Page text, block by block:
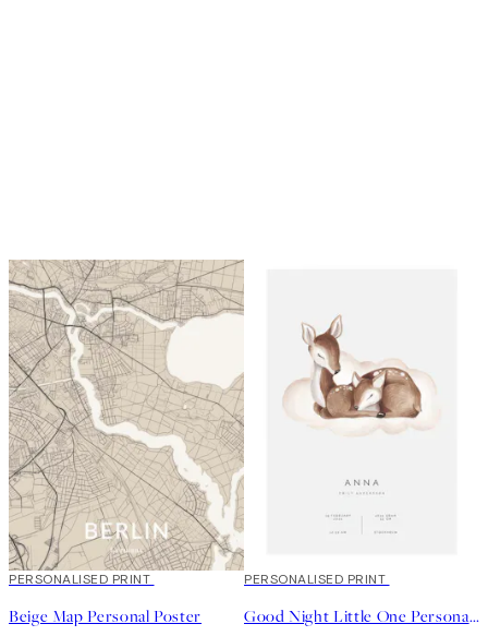
20%*
PERSONALISED PRINT
Beige Map Personal Poster
20%*
PERSONALISED PRINT
Good Night Little One Personal Poster